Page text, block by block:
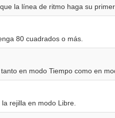
la línea de ritmo haga su
80 cuadrados o más.
en modo Tiempo como en
rejilla en modo Libre.